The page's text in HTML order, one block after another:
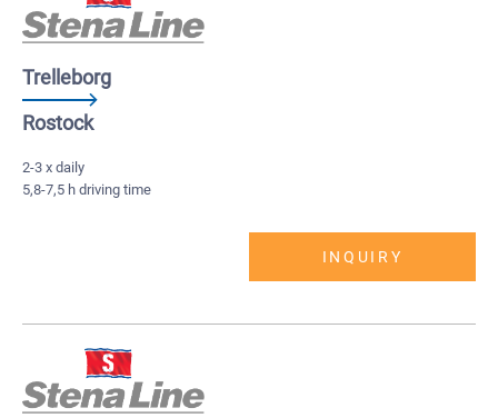
Trelleborg
Rostock
2-3 x daily
5,8-7,5 h driving time
INQUIRY